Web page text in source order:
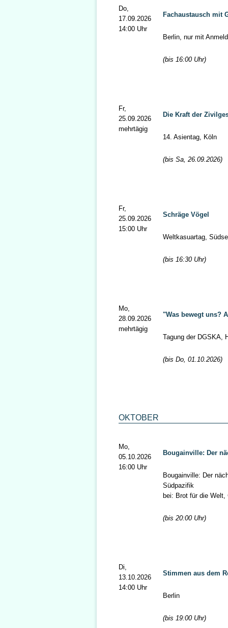
Do,
17.09.2026
14:00 Uhr
Fachaustausch mit
Berlin, nur mit
(bis 16:00 Uhr)
Fr,
25.09.2026
mehrtägig
Die Kraft der
14. Asientag, Köln
(bis Sa, 26.09.2026)
Fr,
25.09.2026
15:00 Uhr
Schräge Vögel
Weltkasuartag,
(bis 16:30 Uhr)
Mo,
28.09.2026
mehrtägig
"Was bewegt uns?
Tagung der DGSKA,
(bis Do, 01.10.2026)
OKTOBER
Mo,
05.10.2026
16:00 Uhr
Bougainville: Der
Bougainville: Der
Südpazifik
bei: Brot für die Welt,
(bis 20:00 Uhr)
Di,
13.10.2026
14:00 Uhr
Stimmen aus dem
Berlin
(bis 19:00 Uhr)